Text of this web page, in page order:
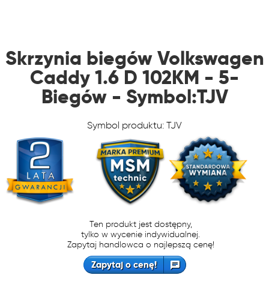
Skrzynia biegów Volkswagen
Caddy 1.6 D 102KM - 5-
Biegów - Symbol:TJV
Symbol produktu: TJV
Ten produkt jest dostępny,
tylko w wycenie indywidualnej.
Zapytaj handlowca o najlepszą cenę!
Zapytaj o cenę!